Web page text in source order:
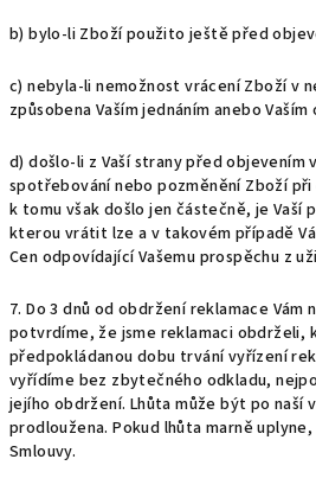
b) bylo-li Zboží použito ještě před
c) nebyla-li nemožnost vrácení Zboží v
způsobena Vaším jednáním anebo
d) došlo-li z Vaší strany před objevením
spotřebování nebo pozměnění Zboží
k tomu však došlo jen částečně, je Vaší
kterou vrátit lze a v takovém případě
Cen odpovídající Vašemu prospěchu z
7. Do 3 dnů od obdržení reklamace Vám
potvrdíme, že jsme reklamaci obdrželi,
předpokládanou dobu trvání vyřízení
vyřídíme bez zbytečného odkladu,
jejího obdržení. Lhůta může být po naší
prodloužena. Pokud lhůta marně
Smlouvy.